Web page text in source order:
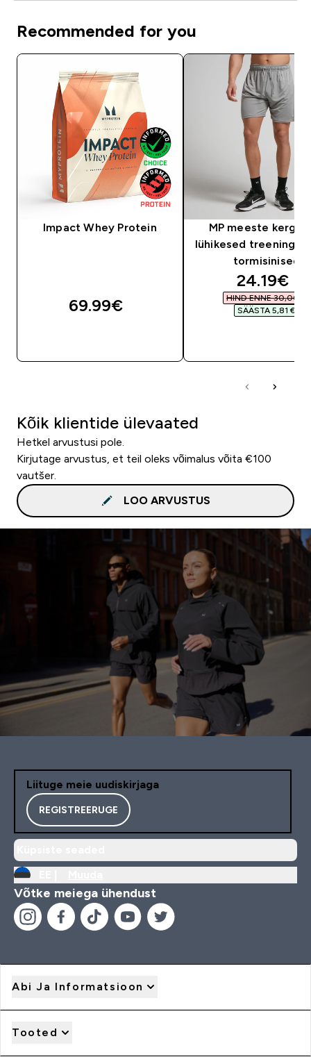
Recommended for you
Impact Whey Protein
69.99€‎
MP meeste
lühikesed
tormisinised
24.19€‎
HIND ENNE 30,00 €‎
SÄÄSTA 5,81 €‎
Kõik klientide ülevaated
Hetkel arvustusi pole.
Kirjutage arvustus, et teil oleks võimalus võita €100
vautšer.
LOO ARVUSTUS
Liituge meie uudiskirjaga
REGISTREERUGE
Võtke meiega ühendust
Abi Ja Informatsioon
Tooted